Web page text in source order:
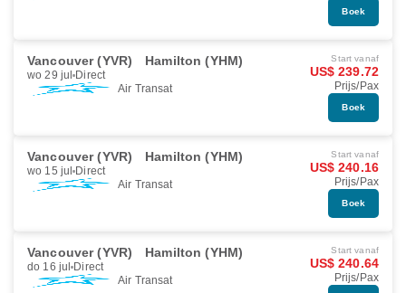
Boek
Vancouver (YVR) Hamilton (YHM)
wo 29 jul Direct
Air Transat
Start vanaf
US$ 239.72
Prijs/Pax
Boek
Vancouver (YVR) Hamilton (YHM)
wo 15 jul Direct
Air Transat
Start vanaf
US$ 240.16
Prijs/Pax
Boek
Vancouver (YVR) Hamilton (YHM)
do 16 jul Direct
Air Transat
Start vanaf
US$ 240.64
Prijs/Pax